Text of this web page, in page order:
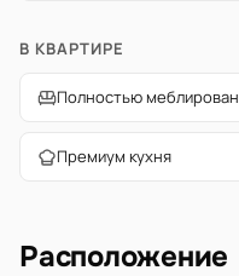
В КВАРТИРЕ
Полностью меблирован
Премиум кухня
Расположение